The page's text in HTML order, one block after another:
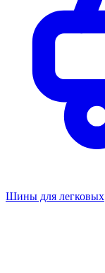
Шины для легковых